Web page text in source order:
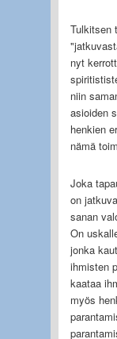
Tulkitsen
nyt
niin
asioiden
henkien
nämä
Joka
on
sanan
On
jonka
ihmisten
kaataa
myös